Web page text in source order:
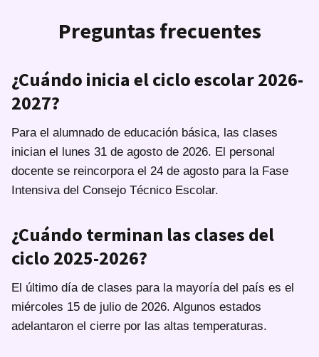
Preguntas frecuentes
¿Cuándo inicia el ciclo escolar 2026-
2027?
Para el alumnado de educación básica, las clases
inician el lunes 31 de agosto de 2026. El personal
docente se reincorpora el 24 de agosto para la Fase
Intensiva del Consejo Técnico Escolar.
¿Cuándo terminan las clases del
ciclo 2025-2026?
El último día de clases para la mayoría del país es el
miércoles 15 de julio de 2026. Algunos estados
adelantaron el cierre por las altas temperaturas.